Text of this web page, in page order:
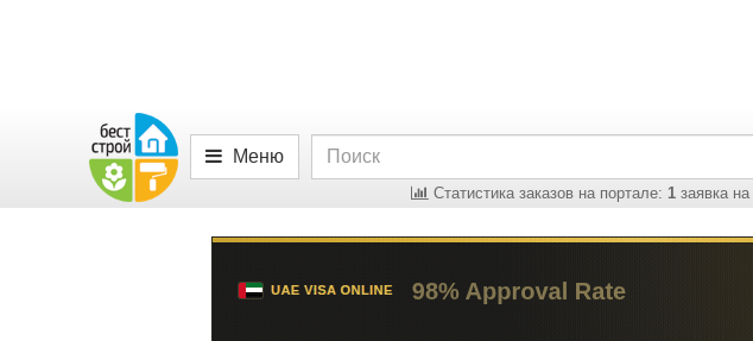
Меню
Статистика заказов на портале: 1заявка на